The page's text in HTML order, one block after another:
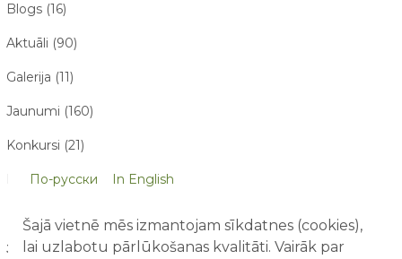
Blogs (16)
Aktuāli (90)
Galerija (11)
Jaunumi (160)
Konkursi (21)
Par mums raksta (21)
JAUNĀKIE RAKSTI
По-русски In English
Šajā vietnē mēs izmantojam sīkdatnes (cookies),
lai uzlabotu pārlūkošanas kvalitāti. Vairāk par